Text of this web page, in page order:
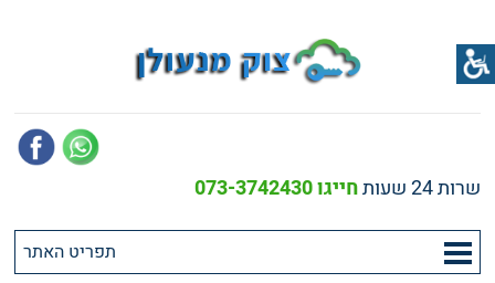
שרות 24 שעות חייגו 073-3742430